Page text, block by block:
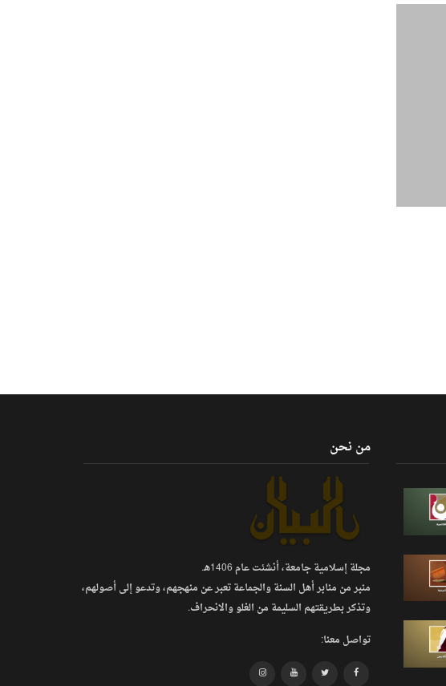
من نحن
مجلة إسلامية جامعة، أنشئت عام 1406هـ.
منبر من منابر أهل السنة والجماعة تعبر عن منهجهم، وتدعو إلى أصولهم،
وتذكر بطريقتهم السليمة من الغلو والانحراف.
تواصل معنا: